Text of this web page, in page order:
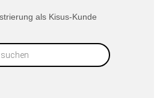
als Kisus-Kunde